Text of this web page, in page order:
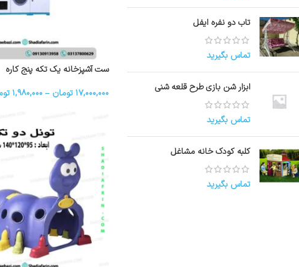
تاب دو نفره ایفل
تماس بگیرید
ابزار شن بازی طرح قلعه شنی
تماس بگیرید
کلبه کودک خانه مشاغل
تماس بگیرید
ست آشپزخانه یک تکه پنج کاره
۱۷,۰۰۰,۰۰۰ تومان –۱,۹۸۰,۰۰۰